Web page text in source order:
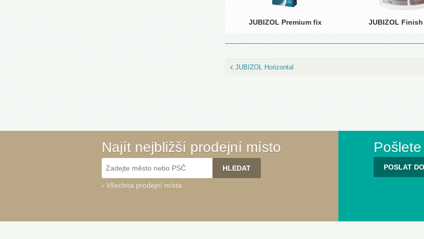
JUBIZOL Premium fix JUBIZOL Finish
JUBIZOL Horizontal
Najít nejbližší prodejní místo
› Všechna prodejní místa
POSLAT